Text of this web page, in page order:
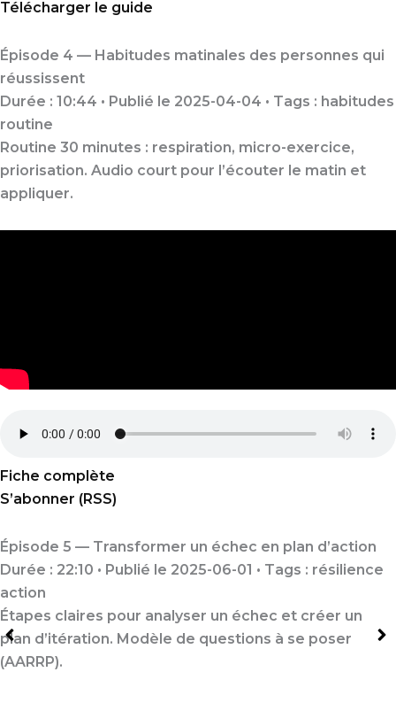
Télécharger le guide
Épisode 4 — Habitudes matinales des personnes qui
réussissent
Durée : 10:44 • Publié le 2025-04-04 • Tags : habitudes
routine
Routine 30 minutes : respiration, micro-exercice,
priorisation. Audio court pour l’écouter le matin et
appliquer.
Fiche complète
S’abonner (RSS)
Épisode 5 — Transformer un échec en plan d’action
Durée : 22:10 • Publié le 2025-06-01 • Tags : résilience
action
Étapes claires pour analyser un échec et créer un
plan d’itération. Modèle de questions à se poser
(AARRP).